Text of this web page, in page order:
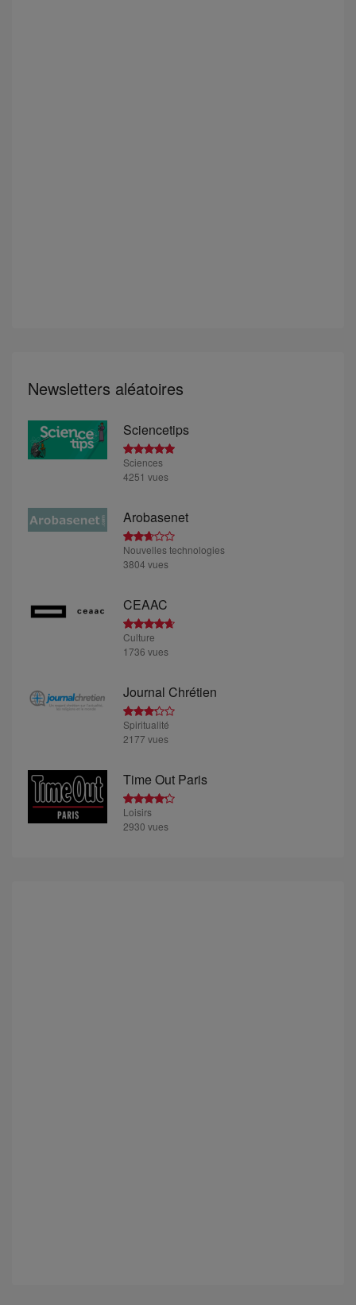
Newsletters aléatoires
Sciencetips
Sciences
4251 vues
Arobasenet
Nouvelles technologies
3804 vues
CEAAC
Culture
1736 vues
Journal Chrétien
Spiritualité
2177 vues
Time Out Paris
Loisirs
2930 vues